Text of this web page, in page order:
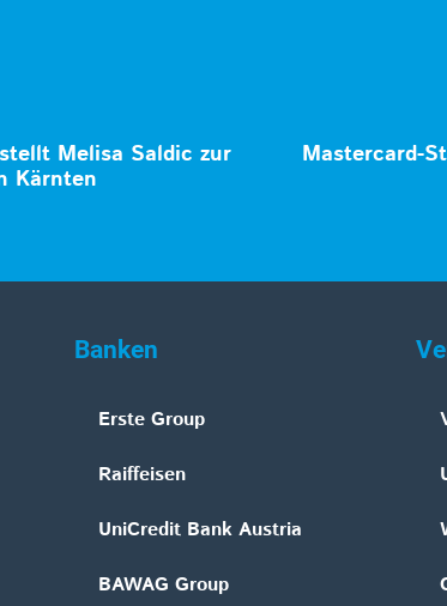
Melisa Saldic zur
Kärnten
Mastercard-
Banken
Erste Group
Raiffeisen
UniCredit Bank Austria
BAWAG Group